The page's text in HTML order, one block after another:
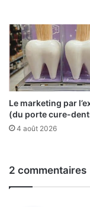
Le marketing par
(du porte cure-
4 août 2026
2 commentaires